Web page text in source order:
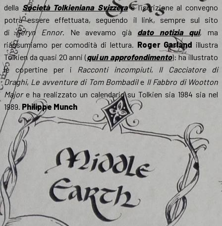
della Società Tolkieniana Svizzerae l’iscrizione al convegno
potrà essere effettuata, seguendo il link, sempre sul sito
diSeryn Ennor. Ne avevamo già dato notizia qui, ma
riassumiamo per comodità di lettura. Roger Garland illustra
Tolkien da quasi 20 anni (qui un approfondimento): ha illustrato
le copertine per i
Racconti incompiuti, Il Cacciatore di
Draghi, Le avventure di Tom Bombadile Il Fabbro di Wootton
Majore ha realizzato un calendario su Tolkien sia 1984 sia nel
1989. Philippe Munch